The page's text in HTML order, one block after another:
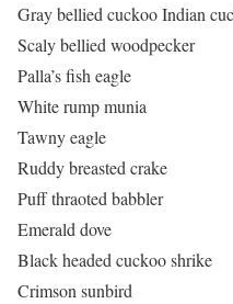
Gray bellied cuckoo Indian
Scaly bellied woodpecker
Palla’s fish eagle
White rump munia
Tawny eagle
Ruddy breasted crake
Puff thraoted babbler
Emerald dove
Black headed cuckoo shrike
Crimson sunbird